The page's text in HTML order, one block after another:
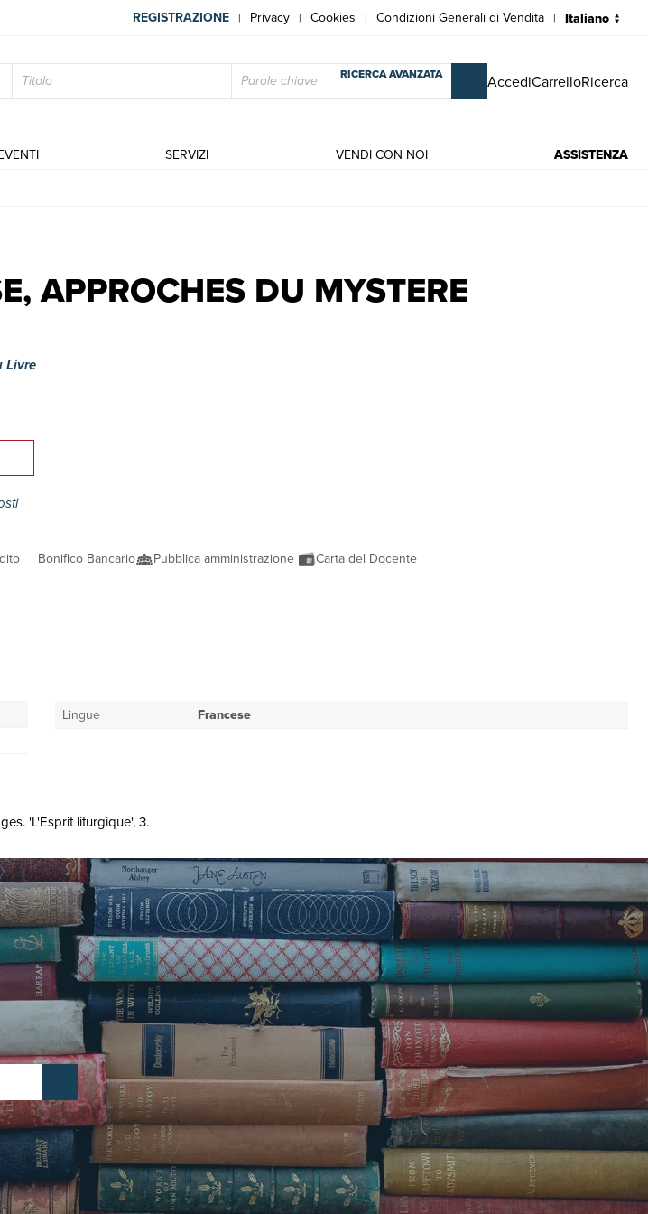
REGISTRAZIONE | Privacy | Cookies | Condizioni Generali di Vendita |
RICERCA AVANZATA AccediCarrelloRicerca
SERVIZI VENDI CON NOI ASSISTENZA
APPROCHES DU MYSTERE
DU MYSTERE | Libri antichi e moderni | Roguet A.-M. O.P.
Livre
Bonifico Bancario Pubblica amministrazione Carta del Docente
Lingue Francese
'L'Esprit liturgique', 3.